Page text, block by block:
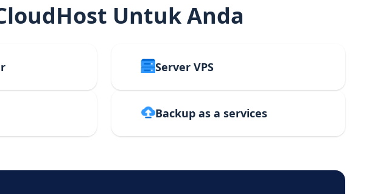
Untuk Anda
Server VPS
Backup as a services